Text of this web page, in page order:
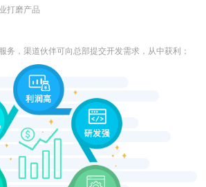
打磨产品
务，渠道伙伴可向总部提交开发需求，从中获利；